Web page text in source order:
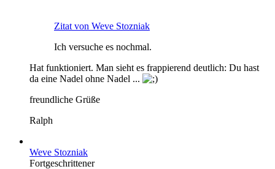
Zitat von Weve Stozniak
Ich versuche es nochmal.
Hat funktioniert. Man sieht es frappierend deutlich: Du hast
da eine Nadel ohne Nadel ...
freundliche Grüße
Ralph
Weve Stozniak
Fortgeschrittener